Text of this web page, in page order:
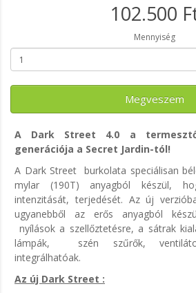
102.500
Mennyiség
Megveszem
A Dark Street 4.0 a
generációja a Secret Jardin-tól!
A Dark Street burkolata speciálisan
mylar (190T) anyagból készül,
intenzitását, terjedését. Az új
ugyanebből az erős anyagból
nyílások a szellőztetésre, a sátrak
lámpák, szén szűrők,
integrálhatóak.
Az új Dark Street :